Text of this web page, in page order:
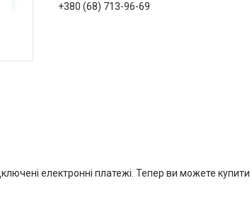
+380 (68) 713-96-69
електронні платежі. Тепер ви можете